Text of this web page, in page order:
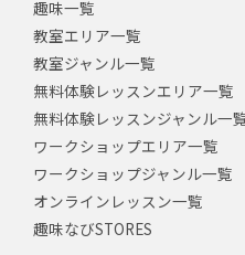
趣味一覧
教室エリア一覧
教室ジャンル一覧
無料体験レッスンエリア一覧
無料体験レッスンジャンル一
ワークショップエリア一覧
ワークショップジャンル一覧
オンラインレッスン一覧
趣味なびSTORES